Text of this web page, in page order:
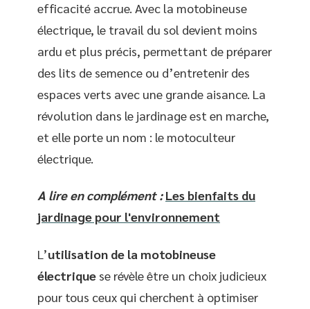
efficacité accrue. Avec la motobineuse
électrique, le travail du sol devient moins
ardu et plus précis, permettant de préparer
des lits de semence ou d’entretenir des
espaces verts avec une grande aisance. La
révolution dans le jardinage est en marche,
et elle porte un nom : le motoculteur
électrique.
A lire en complément : Les bienfaits du
jardinage pour l'environnement
L’utilisation de la motobineuse
électrique se révèle être un choix judicieux
pour tous ceux qui cherchent à optimiser